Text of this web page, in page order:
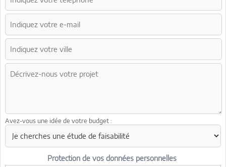
Avez-vous une idée de votre budget :
Protection de vos données personnelles